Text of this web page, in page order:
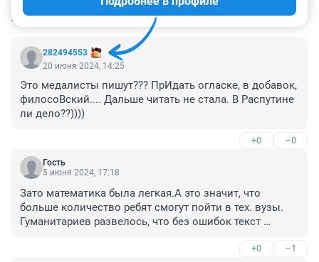
КОММЕНТАРИИ 7
282494553
20 июня 2024, 14:25
Это медалисты пишут??? ПрИдать огласке, в добавок,
филосоВский.... Дальше читать не стала. В Распутине
ли дело??))))
+0 –0
Гость
5 июня 2024, 17:18
Зато математика была легкая.А это значит, что
больше количество ребят смогут пойти в тех. вузы.
Гуманитариев развелось, что без ошибок текст
журналисты и и блогеры т.д.. А на заводах работать
+0 –1